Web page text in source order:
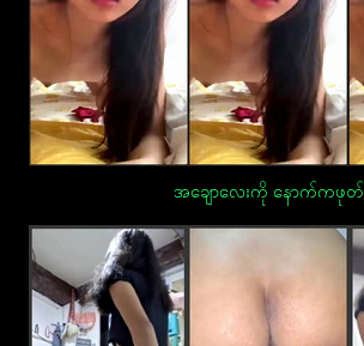
အချောလေးကို နောက်ကဖုတ်